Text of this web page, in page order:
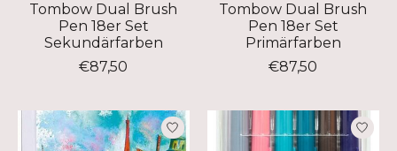
Tombow Dual Brush
Pen 18er Set
Sekundärfarben
€87,50
Tombow Dual Brush
Pen 18er Set
Primärfarben
€87,50